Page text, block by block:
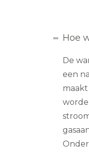
Hoe
De
een